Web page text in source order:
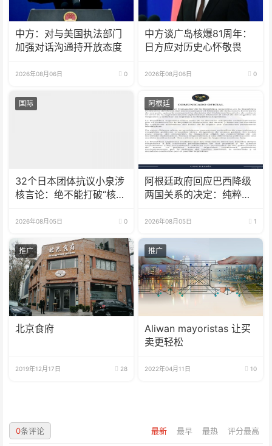
中方：对与美国执法部门
加强对话沟通持开放态度
2026年08月06日 0
中方谈广岛核爆81周年：
日方应对历史心怀敬畏
2026年08月06日 0
国际
32个日本团体抗议小泉涉
核言论：绝不能打破“核武
2026年08月05日 0
阿根廷
阿根廷政府回应巴西降级
两国关系的决定：纯粹意
2026年08月05日 1
推广
北京食府
2019年12月17日 28
推广
Aliwan mayoristas 让买
卖更轻松
2022年04月11日 10
最新 最早 最热 评分最高
0条评论